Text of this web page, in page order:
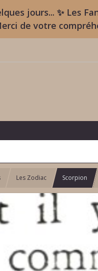
jours... ✨ Les
de votre
Les Zodiac Scorpion